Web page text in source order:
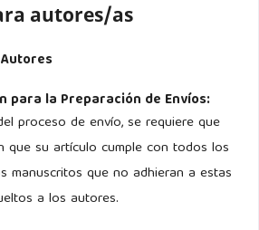
autores/as
para la Preparación de Envíos:
proceso de envío, se requiere que
que su artículo cumple con todos los
manuscritos que no adhieran a estas
a los autores.